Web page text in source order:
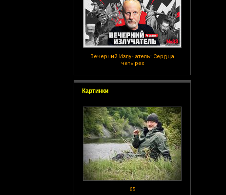
Вечерний Излучатель: Сердца
четырех
Картинки
65